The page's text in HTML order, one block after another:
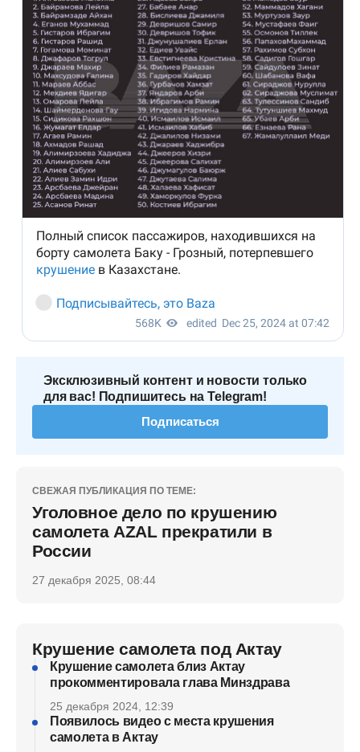
Эксклюзивный контент и новости только
для вас! Подпишитесь на Telegram!
Подписаться
СВЕЖАЯ ПУБЛИКАЦИЯ ПО ТЕМЕ:
Уголовное дело по крушению
самолета AZAL прекратили в
России
27 декабря 2025, 08:44
Крушение самолета под Актау
Крушение самолета близ Актау
прокомментировала глава Минздрава
25 декабря 2024, 12:39
Появилось видео с места крушения
самолета в Актау